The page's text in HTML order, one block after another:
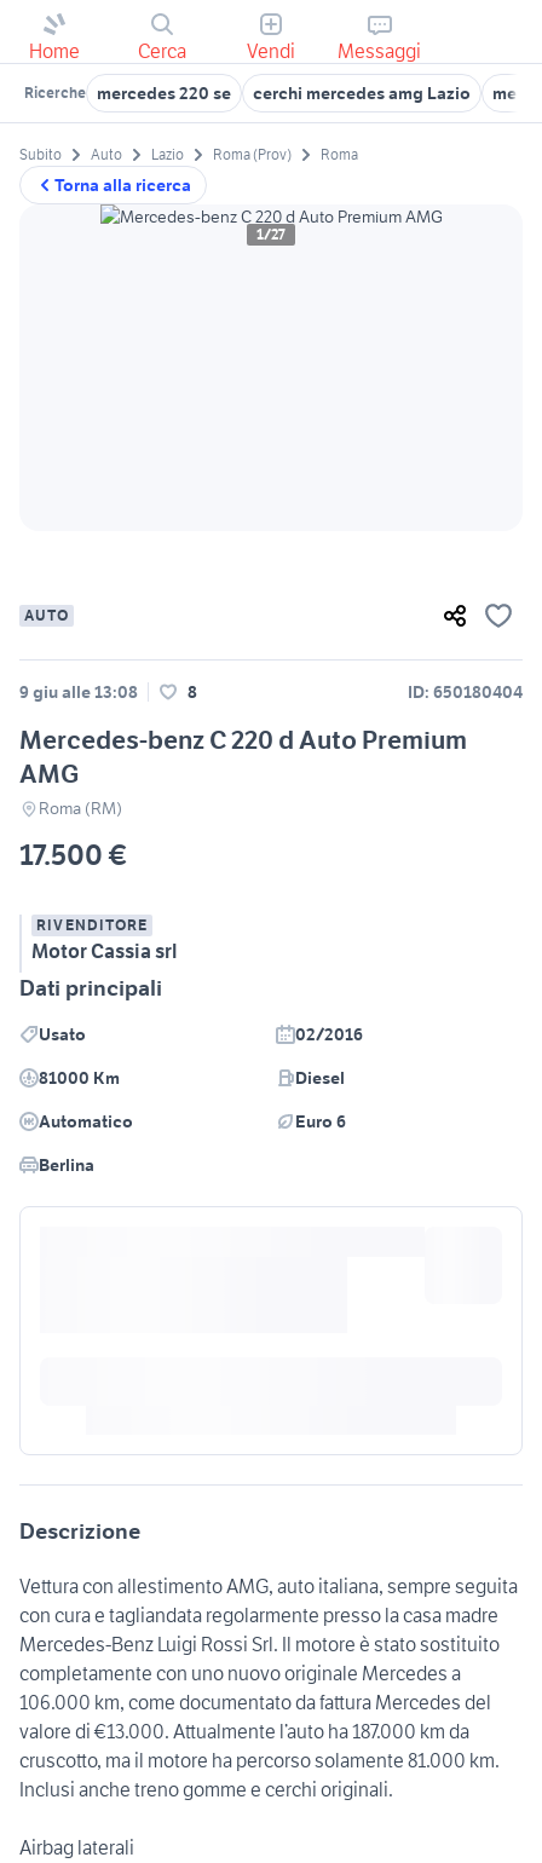
Home Cerca Vendi Messaggi
Ricerche mercedes 220 se cerchi mercedes amg Lazio
Torna alla ricerca
Subito Auto Lazio Roma (Prov) Roma
1/27
AUTO
9 giu alle 13:08 8 ID: 650180404
Mercedes-benz C 220 d Auto Premium
AMG
Roma (RM)
17.500 €
RIVENDITORE
Motor Cassia srl
Dati principali
Usato
02/2016
81000 Km
Diesel
Automatico
Euro 6
Berlina
Descrizione
Vettura con allestimento AMG, auto italiana, sempre seguita
con cura e tagliandata regolarmente presso la casa madre
Mercedes-Benz Luigi Rossi Srl. Il motore è stato sostituito
completamente con uno nuovo originale Mercedes a
106.000 km, come documentato da fattura Mercedes del
valore di €13.000. Attualmente l’auto ha 187.000 km da
cruscotto, ma il motore ha percorso solamente 81.000 km.
Inclusi anche treno gomme e cerchi originali.
Airbag laterali